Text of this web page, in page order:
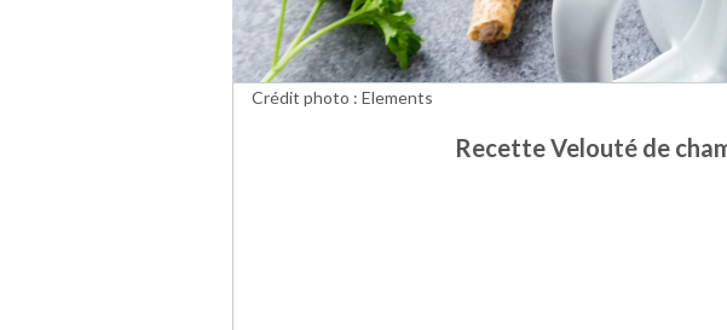
Recette Velouté de
Crédit photo : Elements